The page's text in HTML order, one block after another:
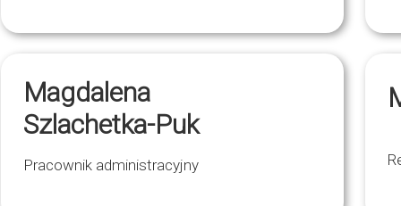
Magdalena
Szlachetka-Puk
Pracownik administracyjny